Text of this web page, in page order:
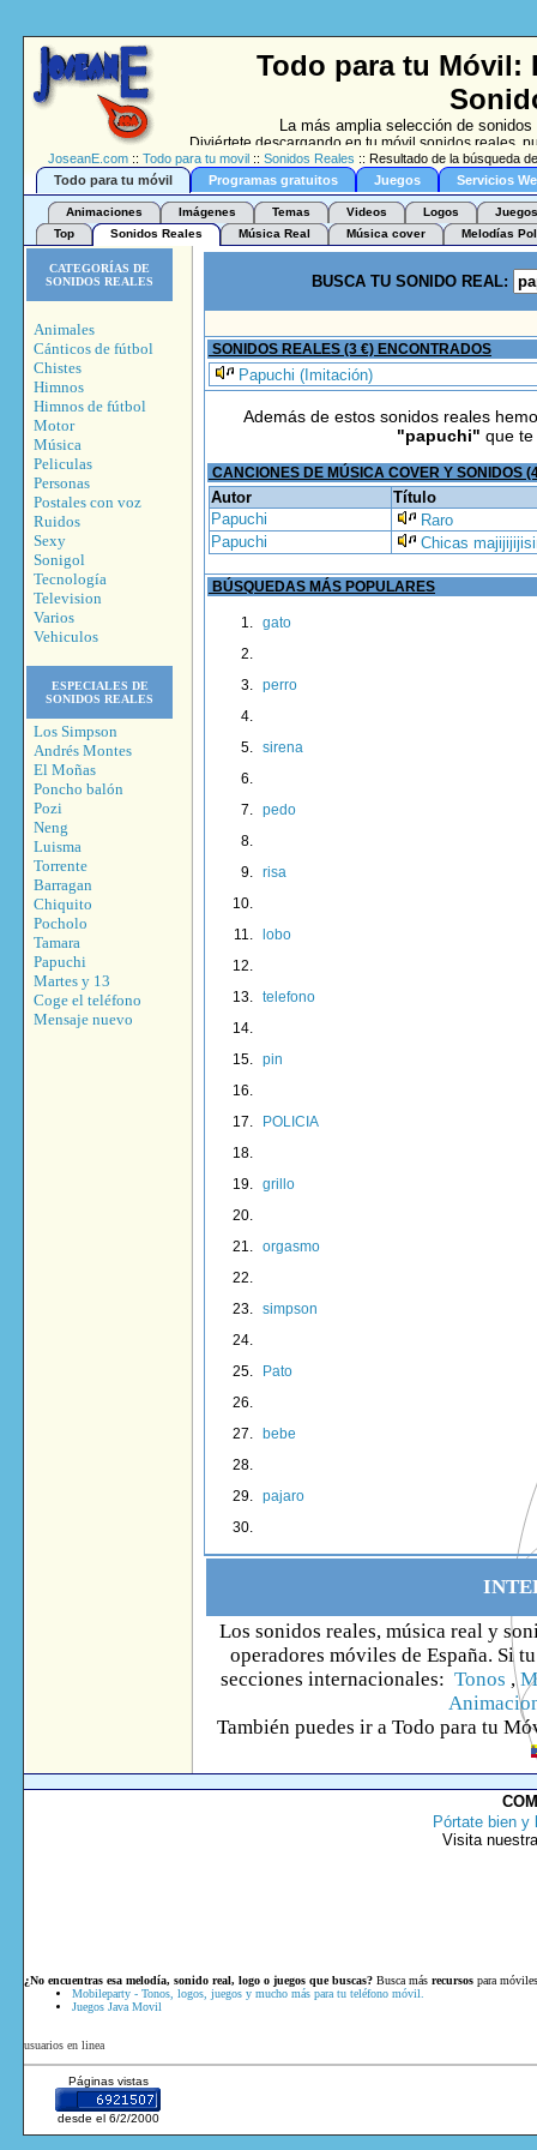
Todo para tu Móvil:
La más amplia selección de
Diviértete descargando en tu móvil sonidos reales,
JoseanE.com :: Todo para tu movil :: Sonidos Reales :: Resultado de la búsqueda
Todo para tu móvil
Programas gratuitos Juegos Servicios
Animaciones Imágenes Temas Videos Logos
Top
Sonidos Reales Música Real Música cover Melodías
CATEGORÍAS DE
SONIDOS REALES
Animales
Cánticos de fútbol
Chistes
Himnos
Himnos de fútbol
Motor
Música
Peliculas
Personas
Postales con voz
Ruidos
Sexy
Sonigol
Tecnología
Television
Varios
Vehiculos
ESPECIALES DE
SONIDOS REALES
Los Simpson
Andrés Montes
El Moñas
Poncho balón
Pozi
Neng
Luisma
Torrente
Barragan
Chiquito
Pocholo
Tamara
Papuchi
Martes y 13
Coge el teléfono
Mensaje nuevo
BUSCA TU SONIDO REAL:
SONIDOS REALES (3 €) ENCONTRADOS
Papuchi (Imitación)
Además de estos sonidos reales
"papuchi" que te
CANCIONES DE MÚSICA COVER Y SONIDOS
Autor
Título
Papuchi
Raro
Papuchi
Chicas
BÚSQUEDAS MÁS POPULARES
gato
perro
sirena
pedo
risa
lobo
telefono
pin
POLICIA
grillo
orgasmo
simpson
Pato
bebe
pajaro
Los sonidos reales, música real y
operadores móviles de España. Si
secciones internacionales: Tonos ,
También puedes ir a Todo para tu
Pórtate bien y
Visita
¿No encuentras esa melodía, sonido real, logo o juegos que buscas? Busca más recursos para
Mobileparty - Tonos, logos, juegos y mucho más para tu teléfono móvil.
Juegos Java Movil
usuarios en linea
Páginas vistas
desde el 6/2/2000